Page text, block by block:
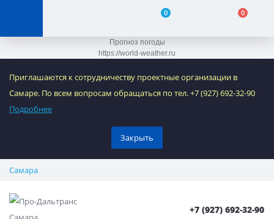
Прогноз погоды
https://world-weather.ru
0 0
Приглашаются к сотрудничеству проектные организации в
Самаре. По всем вопросам обращаться по тел. +7 (927) 692-32-90
Подробнее
Закрыть
Самара
+7 (927) 692-32-90